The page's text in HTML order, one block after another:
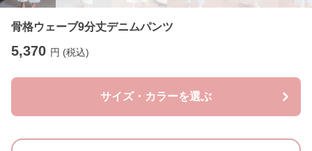
骨格ウェーブ9分丈デニムパンツ
5,370 円 (税込)
サイズ・カラーを選ぶ